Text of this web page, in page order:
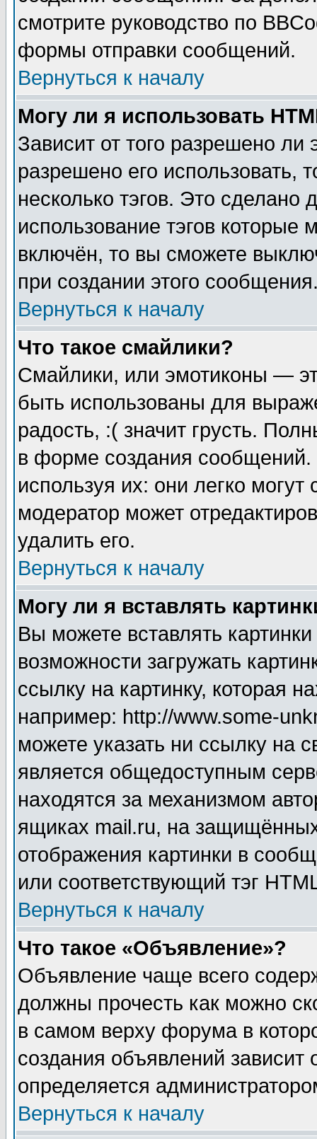
смотрите руководство по
формы отправки сообщений.
Вернуться к началу
Могу ли я использовать
Зависит от того разрешено
разрешено его использовать,
несколько тэгов. Это сделано
использование тэгов
включён, то вы сможете
при создании этого
Вернуться к началу
Что такое смайлики?
Смайлики, или эмотиконы —
быть использованы для
радость, :( значит грусть.
в форме создания сообщений.
используя их: они легко
модератор может
удалить его.
Вернуться к началу
Могу ли я вставлять
Вы можете вставлять
возможности загружать
ссылку на картинку, которая
например: http://www.some-
можете указать ни ссылку на
является общедоступным
находятся за механизмом
ящиках mail.ru, на
отображения картинки в
или соответствующий тэг
Вернуться к началу
Что такое «Объявление»?
Объявление чаще всего
должны прочесть как можно
в самом верху форума в
создания объявлений зависит
определяется
Вернуться к началу